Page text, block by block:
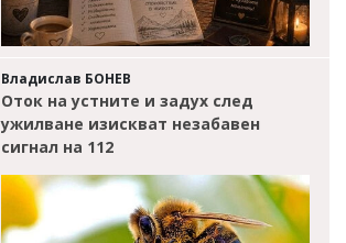
Владислав БОНЕВ
Оток на устните и задух след
ужилване изискват незабавен
сигнал на 112